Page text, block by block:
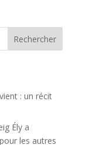
Rechercher
: un récit
Ély a
les autres